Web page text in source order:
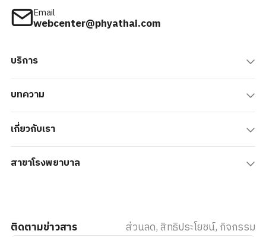
Email
webcenter@phyathai.com
บริการ
บทความ
เกี่ยวกับเรา
สาขาโรงพยาบาล
ติดตามข่าวสาร ส่วนลด, สิทธิประโยชน์, กิจกรรม